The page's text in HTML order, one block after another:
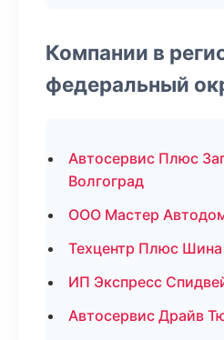
Компании в
федеральный
Автосервис Плюс
Волгоград
ООО Мастер
Техцентр Плюс
ИП Экспресс
Автосервис Драйв